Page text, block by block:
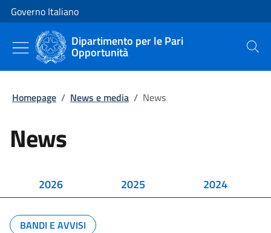
Vai al contenuto
Vai alla navigazione del sito
Governo Italiano
Dipartimento per le Pari
Opportunità Cerca
Homepage / News e media / News
News
2026 2025 2024
BANDI E AVVISI